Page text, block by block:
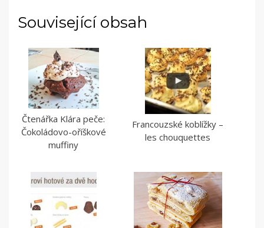
Související obsah
Čtenářka Klára peče:
Čokoládovo-oříškové
muffiny
Francouzské koblížky –
les chouquettes